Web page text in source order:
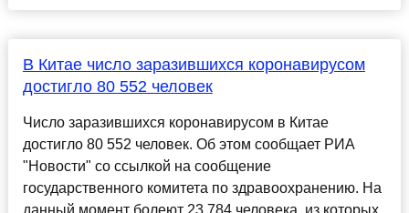
В Китае число заразившихся коронавирусом
достигло 80 552 человек
Число заразившихся коронавирусом в Китае
достигло 80 552 человек. Об этом сообщает РИА
"Новости" со ссылкой на сообщение
государственного комитета по здравоохранению. На
данный момент болеют 23 784 человека, из которых